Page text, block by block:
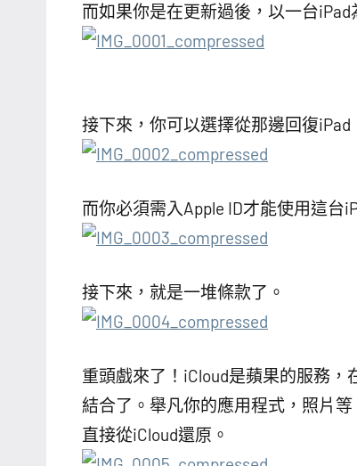
而如果你是在更新過後，以一台
接下來，你可以選擇從那邊回復
而你必須需入Apple ID才能使用這台
接下來，就是一堆條款了。
重頭戲來了！iCloud是蘋果的服務
結合了。舉凡你的應用程式，照片
直接從iCloud還原。